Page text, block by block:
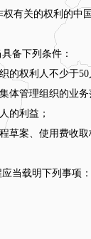
有关的权利的中
备下列条件：
权利人不少于50
管理组织的业务
的利益；
案、使用费收取
当载明下列事项：